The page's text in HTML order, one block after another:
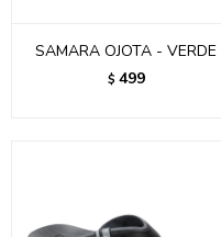
SAMARA OJOTA - VERDE
$ 499